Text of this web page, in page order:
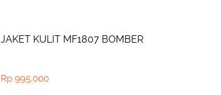
JAKET KULIT MF1807 BOMBER
Rp 995.000